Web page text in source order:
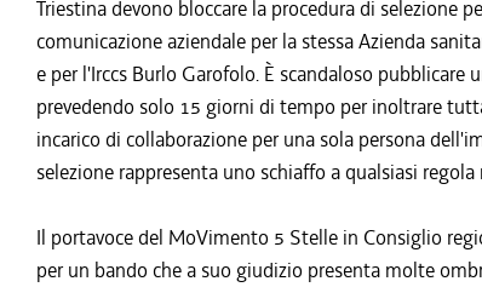
Triestina devono bloccare la procedura di selezione
comunicazione aziendale per la stessa Azienda
e per l'Irccs Burlo Garofolo. È scandaloso
prevedendo solo 15 giorni di tempo per inoltrare
incarico di collaborazione per una sola persona
selezione rappresenta uno schiaffo a qualsiasi
Il portavoce del MoVimento 5 Stelle in Consiglio
per un bando che a suo giudizio presenta molte